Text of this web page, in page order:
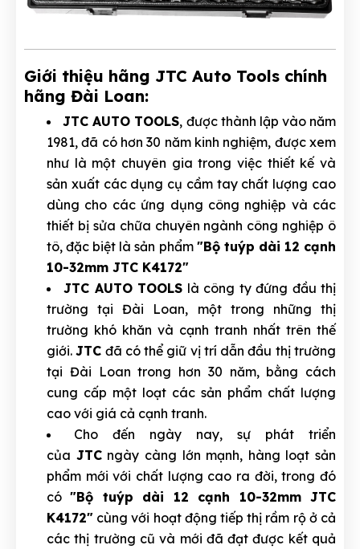
Giới thiệu hãng JTC Auto Tools chính
hãng Đài Loan:
JTC AUTO TOOLS, được thành lập vào năm
1981, đã có hơn 30 năm kinh nghiệm, được xem
như là một chuyên gia trong việc thiết kế và
sản xuất các dụng cụ cầm tay chất lượng cao
dùng cho các ứng dụng công nghiệp và các
thiết bị sửa chữa chuyên ngành công nghiệp ô
tô, đặc biệt là sản phẩm "Bộ tuýp dài 12 cạnh
10-32mm JTC K4172"
JTC AUTO TOOLS là công ty đứng đầu thị
trường tại Đài Loan, một trong những thị
trường khó khăn và cạnh tranh nhất trên thế
giới.JTC đã có thể giữ vị trí dẫn đầu thị trường
tại Đài Loan trong hơn 30 năm, bằng cách
cung cấp một loạt các sản phẩm chất lượng
cao với giá cả cạnh tranh.
Cho đến ngày nay, sự phát triển
của JTCngày càng lớn mạnh, hàng loạt sản
phẩm mới với chất lượng cao ra đời, trong đó
có"Bộ tuýp dài 12 cạnh 10-32mm JTC
K4172" cùng với hoạt động tiếp thị rầm rộ ở cả
các thị trường cũ và mới đã đạt được kết quả